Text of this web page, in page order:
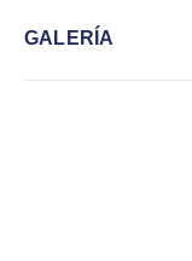
GALERÍA